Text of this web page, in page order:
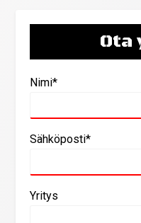
Ota
Nimi*
Sähköposti*
Yritys